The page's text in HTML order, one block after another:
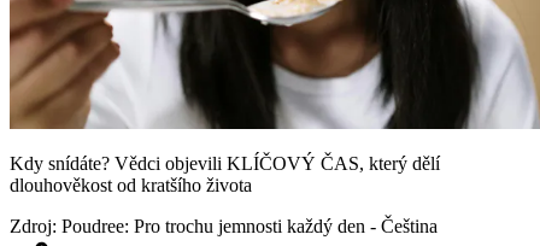
Kdy snídáte? Vědci objevili KLÍČOVÝ ČAS, který dělí
dlouhověkost od kratšího života
Zdroj: Poudree: Pro trochu jemnosti každý den - Čeština